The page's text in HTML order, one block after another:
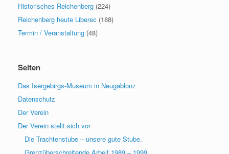
Historisches Reichenberg (224)
Reichenberg heute Liberec (188)
Termin / Veranstaltung (48)
Seiten
Das Isergebirgs-Museum in Neugablonz
Datenschutz
Der Verein
Der Verein stellt sich vor
Die Trachtenstube – unsere gute Stube.
Grenzüberschreitende Arbeit 1989 – 1999